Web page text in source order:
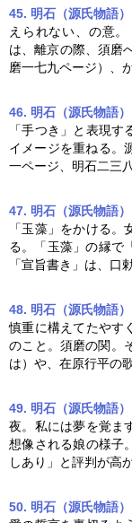
45. 明石（源氏物語
えられない、の意
は、離京の際、 須磨
磨一七九ページ）、
46. 明石（源氏物語
「手つき」と表現
イメージを重ねる。
一ページ、明石二三
47. 明石（源氏物語
「玉藻」をかける
る。「玉藻」の縁で
「宣旨書き」は、口
48. 明石（源氏物語
慎重に構えてたやす
のこと。 須磨の関。
は）や、在原行平の
49. 明石（源氏物語
夜。私には夢を覚ま
想像される娘の様子
しあり」と評判が高
50. 明石（源氏物語